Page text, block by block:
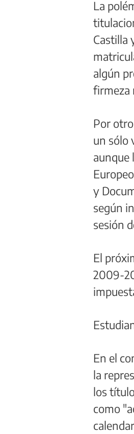
La
Castilla
algún
firmeza
Por
un sólo
aunque
y
según
sesión
El
2009-
En el
la
los
como